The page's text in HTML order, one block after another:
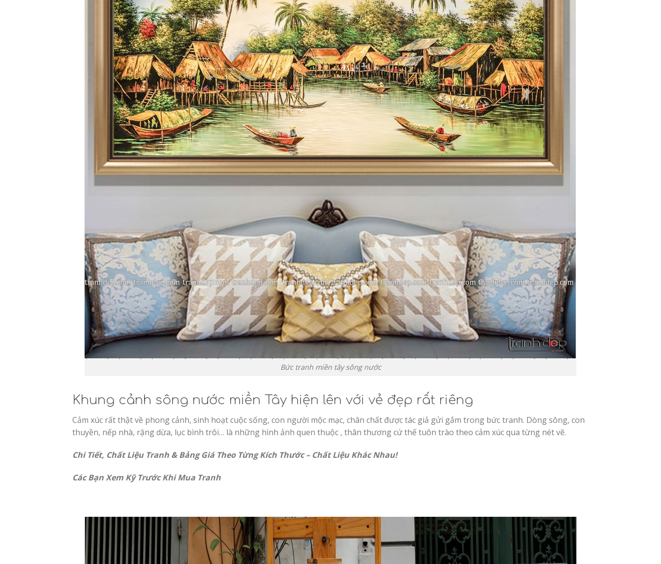
Bức tranh miền tây sông nước
Khung cảnh sông nước miền Tây hiện lên với vẻ đẹp rất riêng
Cảm xúc rất thật về phong cảnh, sinh hoạt cuộc sống, con người mộc mạc, chân chất được tác giả gửi gắm trong bức tranh. Dòng sông, con
thuyền, nếp nhà, rặng dừa, lục bình trôi… là những hình ảnh quen thuộc , thân thương cứ thế tuôn trào theo cảm xúc qua từng nét vẽ.
Chi Tiết, Chất Liệu Tranh & Bảng Giá Theo Từng Kích Thước – Chất Liệu Khác Nhau!
Các Bạn Xem Kỹ Trước Khi Mua Tranh